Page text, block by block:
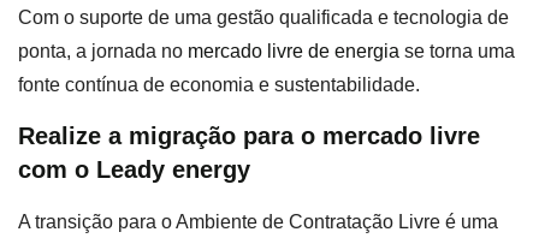
Com o suporte de uma gestão qualificada e tecnologia de
ponta, a jornada no mercado livre de energia se torna uma
fonte contínua de economia e sustentabilidade.
Realize a migração para o mercado livre
com o Leady energy
A transição para o Ambiente de Contratação Livre é uma